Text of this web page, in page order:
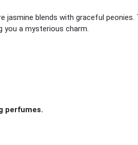
blends with graceful peonies.
you a mysterious charm.
perfumes.